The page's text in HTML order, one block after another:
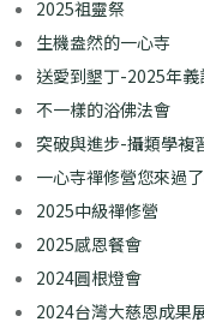
2025祖靈祭
生機盎然的一心寺
送愛到墾丁-2025年義
不一樣的浴佛法會
突破與進步-攝類學複
一心寺禪修營您來過
2025中級禪修營
2025感恩餐會
2024圓根燈會
2024台灣大慈恩成果